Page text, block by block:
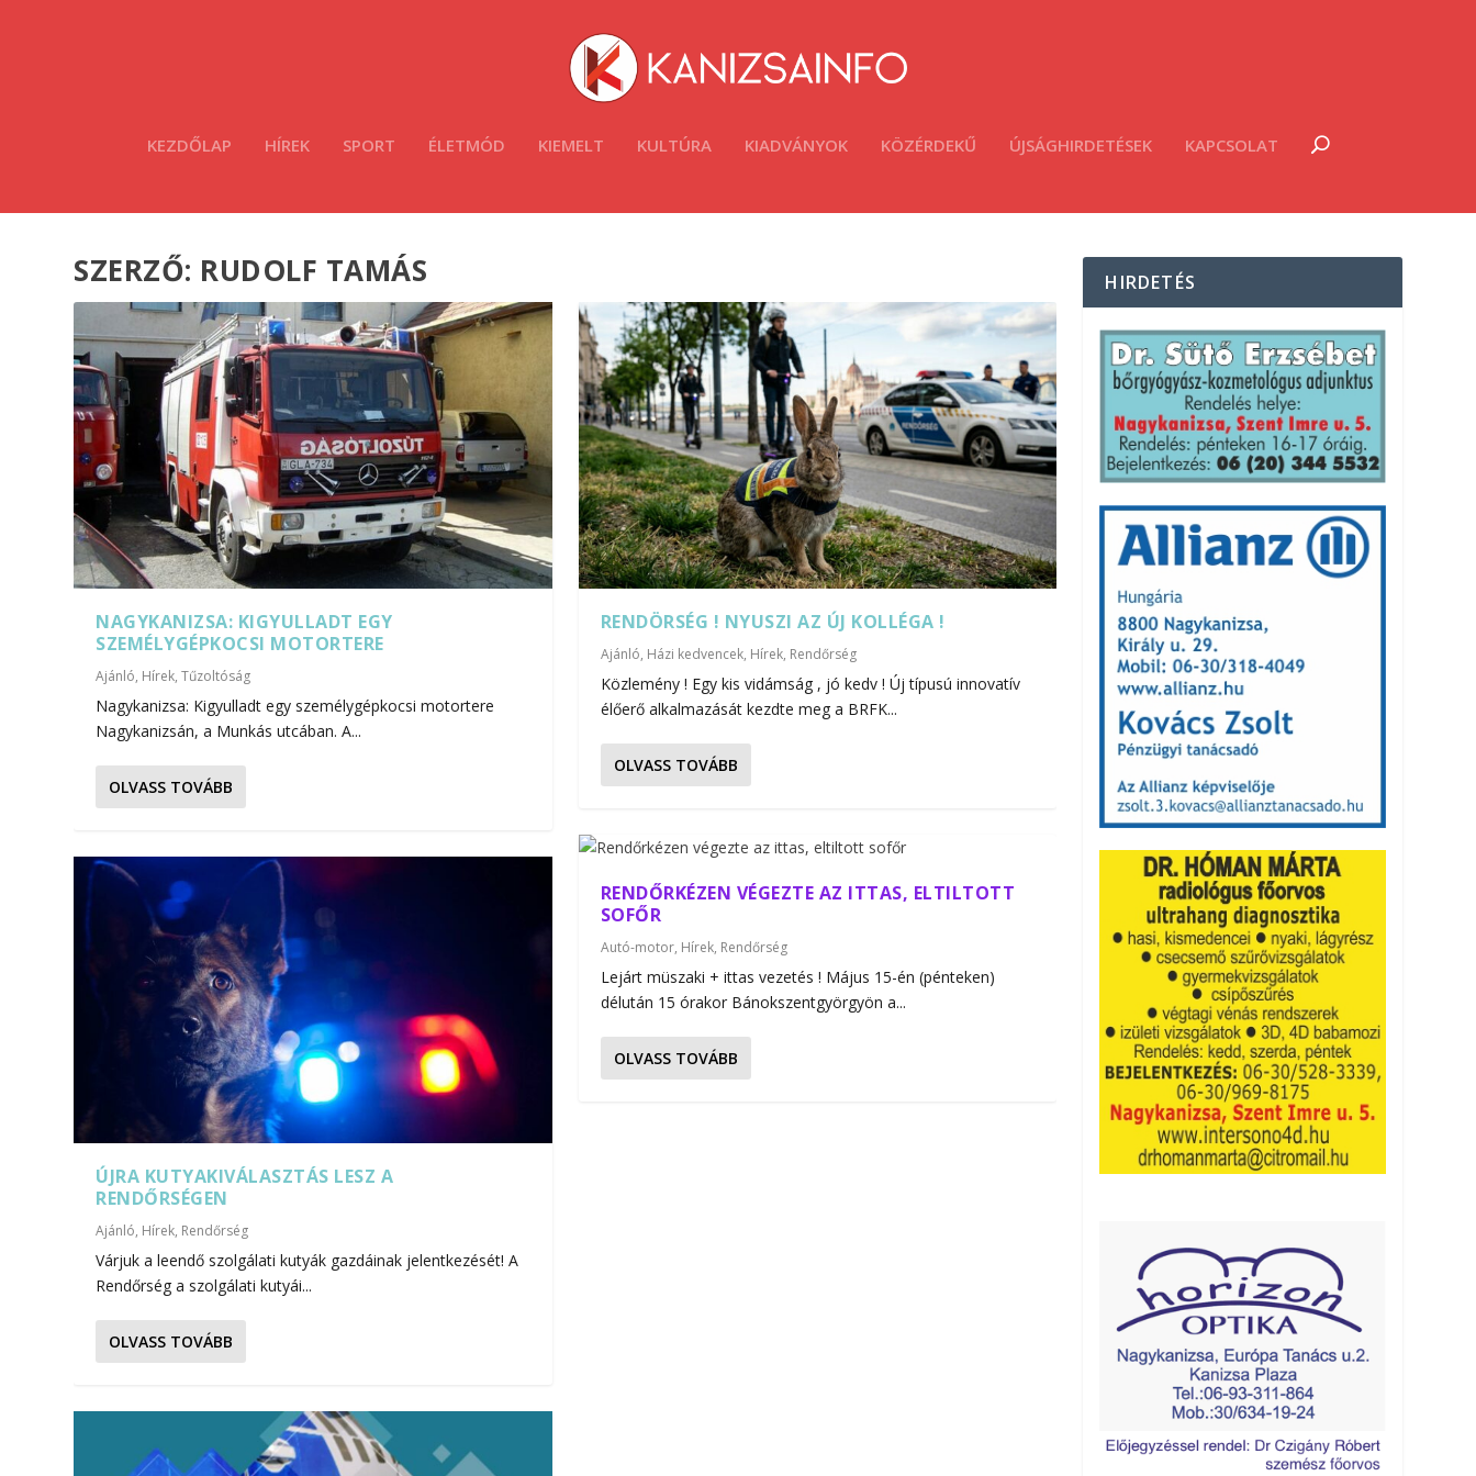
KEZDŐLAP HÍREK SPORT ÉLETMÓD KIEMELT KULTÚRA KIADVÁNYOK KÖZÉRDEKŰ ÚJSÁGHIRDETÉSEK KAPCSOLAT
SZERZŐ: RUDOLF TAMÁS
NAGYKANIZSA: KIGYULLADT EGY
SZEMÉLYGÉPKOCSI MOTORTERE
Ajánló, Hírek,Tűzoltóság
Nagykanizsa: Kigyulladt egy személygépkocsi motortere
Nagykanizsán, a Munkás utcában. A...
OLVASS TOVÁBB
ÚJRA KUTYAKIVÁLASZTÁS LESZ A
RENDŐRSÉGEN
Ajánló, Hírek, Rendőrség
Várjuk a leendő szolgálati kutyák gazdáinak jelentkezését! A
Rendőrség a szolgálati kutyái...
OLVASS TOVÁBB
RENDÖRSÉG ! NYUSZI AZ ÚJ KOLLÉGA !
Ajánló, Házi kedvencek, Hírek, Rendőrség
Közlemény ! Egy kis vidámság , jó kedv ! Új típusú innovatív
élőerő alkalmazását kezdte meg a BRFK...
OLVASS TOVÁBB
RENDŐRKÉZEN VÉGEZTE AZ ITTAS, ELTILTOTT
SOFŐR
Autó-motor, Hírek, Rendőrség
Lejárt müszaki + ittas vezetés ! Május 15-én (pénteken)
délután 15 órakor Bánokszentgyörgyön a...
OLVASS TOVÁBB
HIRDETÉS